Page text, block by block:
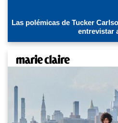
Las polémicas de Tucker
entrevistar